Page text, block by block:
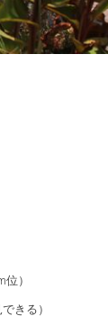
位）
きる）